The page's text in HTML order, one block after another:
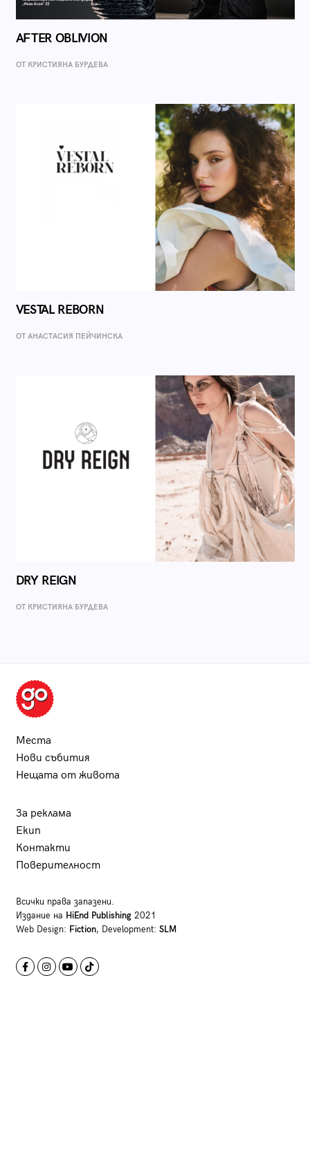
AFTER OBLIVION
ОТ КРИСТИЯНА БУРДЕВА
VESTAL REBORN
ОТ AНАСТАСИЯ ПЕЙЧИНСКА
DRY REIGN
ОТ КРИСТИЯНА БУРДЕВА
Места
Нови събития
Нещата от живота
За реклама
Екип
Контакти
Поверителност
Всички права запазени.
Издание на HiEnd Publishing2021
Web Design: Fiction, Development: SLM